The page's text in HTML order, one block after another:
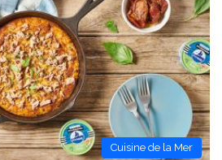
Cuisine de la Mer